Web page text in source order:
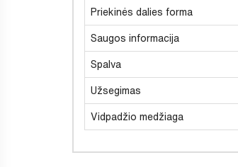
Priekinės dalies forma
Saugos informacija
Spalva
Užsegimas
Vidpadžio medžiaga